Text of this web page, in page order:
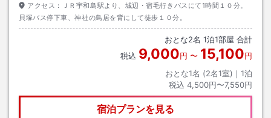
アクセス：
ＪＲ宇和島駅より、城辺・宿毛行きバスにて1時間１０分。
貝塚バス停下車、神社の鳥居を背にして徒歩１０分。
おとな2名 1泊1部屋 合計
税込 9,000円 〜 15,100円
おとな1名 (2名1室)｜ 1泊
税込 4,500円〜7,550円
宿泊プランを見る